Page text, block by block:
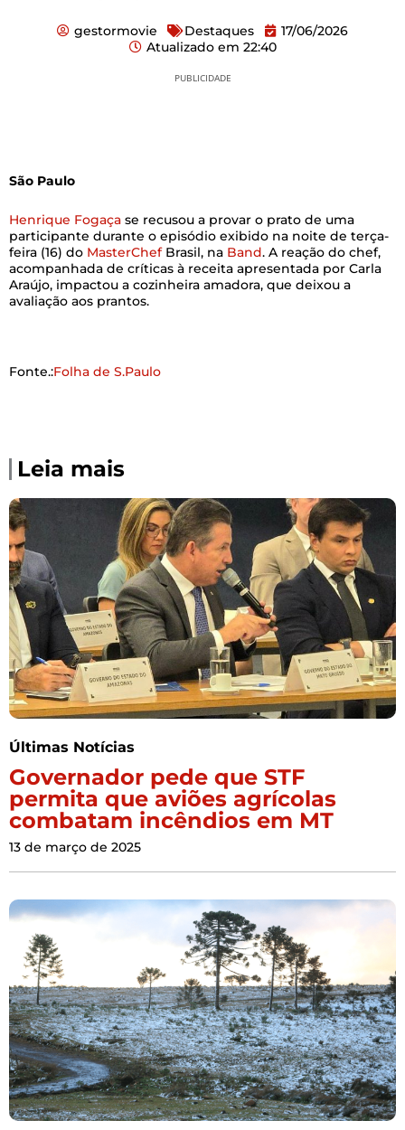
gestormovie Destaques
17/06/2026
Atualizado em 22:40
PUBLICIDADE
São Paulo
Henrique Fogaça se recusou a provar o prato de uma
participante durante o episódio exibido na noite de terça-
feira (16) do MasterChefBrasil, na Band. A reação do chef,
acompanhada de críticas à receita apresentada por Carla
Araújo, impactou a cozinheira amadora, que deixou a
avaliação aos prantos.
Fonte.:Folha de S.Paulo
Leia mais
Últimas Notícias
Governador pede que STF
permita que aviões agrícolas
combatam incêndios em MT
13 de março de 2025